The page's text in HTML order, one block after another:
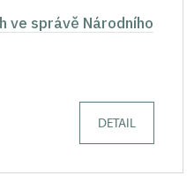
ve správě Národního
DETAIL